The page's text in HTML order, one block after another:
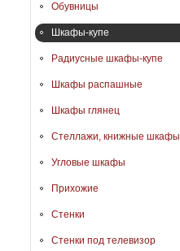
Обувницы
Шкафы-купе
Радиусные шкафы-купе
Шкафы распашные
Шкафы глянец
Стеллажи, книжные шкафы
Угловые шкафы
Прихожие
Стенки
Стенки под телевизор